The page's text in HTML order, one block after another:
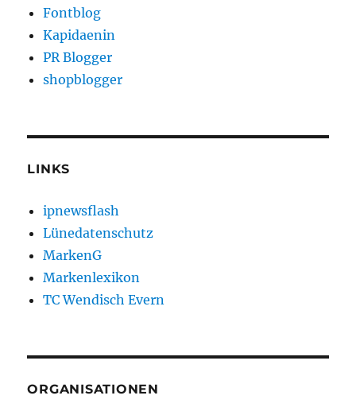
Fontblog
Kapidaenin
PR Blogger
shopblogger
LINKS
ipnewsflash
Lünedatenschutz
MarkenG
Markenlexikon
TC Wendisch Evern
ORGANISATIONEN